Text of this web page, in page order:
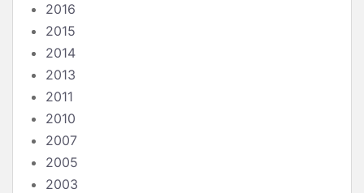
2016
2015
2014
2013
2011
2010
2007
2005
2003